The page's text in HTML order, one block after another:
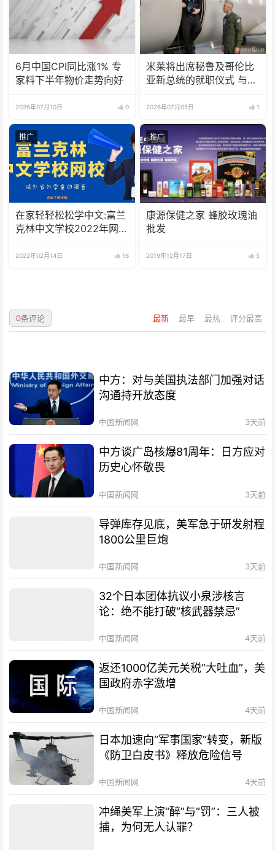
6月中国CPI同比涨1% 专
家料下半年物价走势向好
2026年07月10日 0
米莱将出席秘鲁及哥伦比
亚新总统的就职仪式 与地
2026年07月05日 1
推广
在家轻轻松松学中文:富兰
克林中文学校2022年网校
2022年02月14日 16
推广
康源保健之家 蜂胶玫瑰油
批发
2019年12月17日 5
最新 最早 最热 评分最高
0条评论
中方：对与美国执法部门加强对话
沟通持开放态度
中国新闻网 3天前
中方谈广岛核爆81周年：日方应对
历史心怀敬畏
中国新闻网 3天前
导弹库存见底，美军急于研发射程
1800公里巨炮
中国新闻网 3天前
32个日本团体抗议小泉涉核言
论：绝不能打破“核武器禁忌”
中国新闻网 4天前
返还1000亿美元关税“大吐血”，美
国政府赤字激增
中国新闻网 4天前
日本加速向“军事国家”转变，新版
《防卫白皮书》释放危险信号
中国新闻网 4天前
冲绳美军上演“醉”与“罚”：三人被
捕，为何无人认罪？